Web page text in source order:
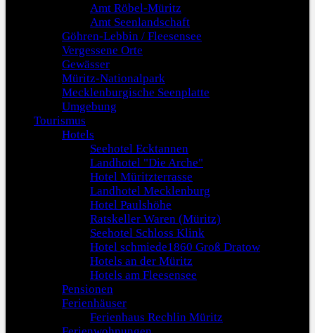
Amt Röbel-Müritz
Amt Seenlandschaft
Göhren-Lebbin / Fleesensee
Vergessene Orte
Gewässer
Müritz-Nationalpark
Mecklenburgische Seenplatte
Umgebung
Tourismus
Hotels
Seehotel Ecktannen
Landhotel "Die Arche"
Hotel Müritzterrasse
Landhotel Mecklenburg
Hotel Paulshöhe
Ratskeller Waren (Müritz)
Seehotel Schloss Klink
Hotel schmiede1860 Groß Dratow
Hotels an der Müritz
Hotels am Fleesensee
Pensionen
Ferienhäuser
Ferienhaus Rechlin Müritz